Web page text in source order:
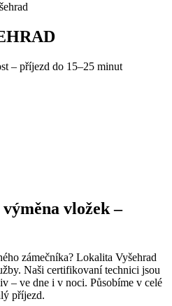
– příjezd do 15–25 minut
vložek –
zámečníka? Lokalita Vyšehrad
Naši certifikovaní technici jsou
– ve dne i v noci. Působíme v celé
příjezd.